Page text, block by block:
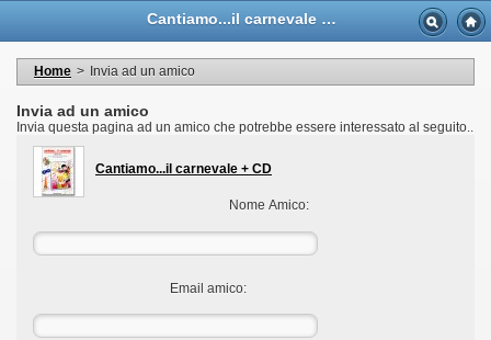
Cantiamo...il carnevale + CD - Casa Musicale Eco
Home > Invia ad un amico
Invia ad un amico
Invia questa pagina ad un amico che potrebbe essere interessato al seguito..
Cantiamo...il carnevale + CD
Nome Amico:
Email amico:
I miei dati personali
My orders
I miei voucher
Logout